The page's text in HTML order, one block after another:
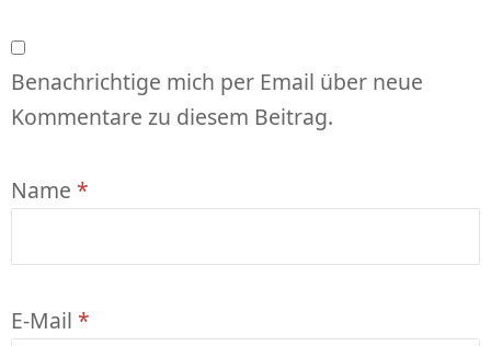
Benachrichtige mich per Email über neue
Kommentare zu diesem Beitrag.
Name *
E-Mail *